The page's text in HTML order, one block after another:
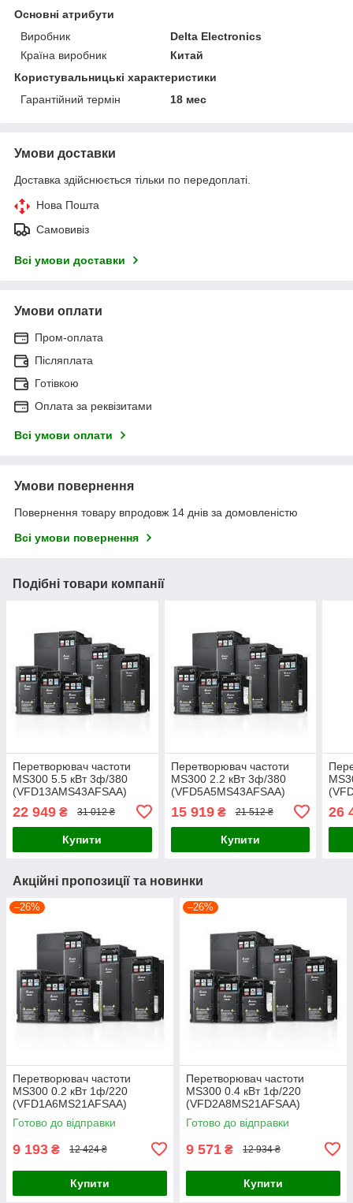
Основні атрибути
Виробник
Delta Electronics
Країна виробник
Китай
Користувальницькі характеристики
Гарантійний термін
18 мес
Умови доставки
Доставка здійснюється тільки по передоплаті.
Нова Пошта
Самовивіз
Всі умови доставки
Умови оплати
Пром-оплата
Післяплата
Готівкою
Оплата за реквізитами
Всі умови оплати
Умови повернення
Повернення товару впродовж 14 днів за домовленістю
Всі умови повернення
Подібні товари компанії
Перетворювач частоти
MS300 5.5 кВт 3ф/380
(VFD13AMS43AFSAA)
22 949 ₴ 31 012 ₴
Купити
Перетворювач частоти
MS300 2.2 кВт 3ф/380
(VFD5A5MS43AFSAA)
15 919₴ 21 512 ₴
Купити
26
Акційні пропозиції та новинки
–26%
Перетворювач частоти
MS300 0.2 кВт 1ф/220
(VFD1A6MS21AFSAA)
Готово до відправки
9 193 ₴ 12 424 ₴
Купити
–26%
Перетворювач частоти
MS300 0.4 кВт 1ф/220
(VFD2A8MS21AFSAA)
Готово до відправки
9 571 ₴ 12 934 ₴
Купити